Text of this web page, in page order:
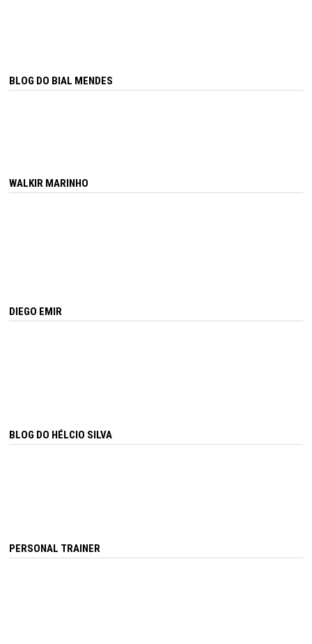
BLOG DO BIAL MENDES
WALKIR MARINHO
DIEGO EMIR
BLOG DO HÉLCIO SILVA
PERSONAL TRAINER